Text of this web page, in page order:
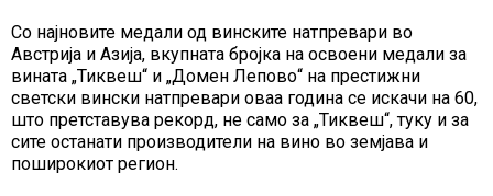
Со најновите медали од винските натпревари во
Австрија и Азија, вкупната бројка на освоени медали за
вината „Тиквеш“ и „Домен Лепово“ на престижни
светски вински натпревари оваа година се искачи на 60,
што претставува рекорд, не само за „Тиквеш“, туку и за
сите останати производители на вино во земјава и
поширокиот регион.